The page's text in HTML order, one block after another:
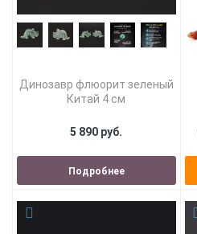
Динозавр флюорит зеленый
Китай 4 см
5 890 руб.
Подробнее